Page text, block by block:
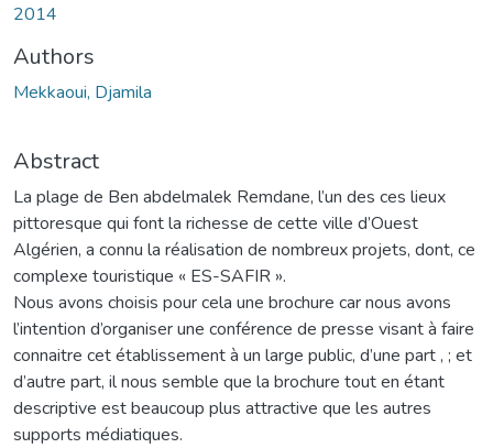
2014
Authors
Mekkaoui, Djamila
Abstract
La plage de Ben abdelmalek Remdane, l’un des ces lieux
pittoresque qui font la richesse de cette ville d’Ouest
Algérien, a connu la réalisation de nombreux projets, dont, ce
complexe touristique « ES-SAFIR ».
Nous avons choisis pour cela une brochure car nous avons
l’intention d’organiser une conférence de presse visant à faire
connaitre cet établissement à un large public, d’une part , ; et
d’autre part, il nous semble que la brochure tout en étant
descriptive est beaucoup plus attractive que les autres
supports médiatiques.